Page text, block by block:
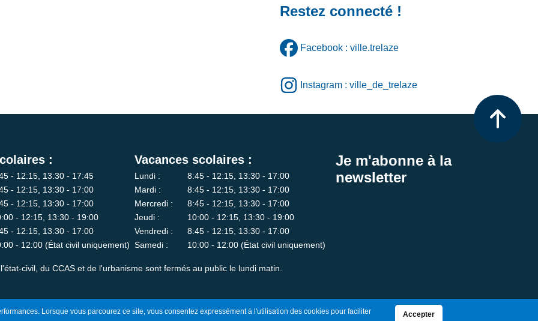
Restez connecté !
Facebook : ville.trelaze
Instagram : ville_de_trelaze
:
- 12:15, 13:30 - 17:45
- 12:15, 13:30 - 17:00
- 12:15, 13:30 - 17:00
- 12:15, 13:30 - 19:00
- 12:15, 13:30 - 17:00
- 12:00 (État civil uniquement)
Vacances scolaires :
Lundi :
8:45 - 12:15, 13:30 - 17:00
Mardi :
8:45 - 12:15, 13:30 - 17:00
Mercredi :
8:45 - 12:15, 13:30 - 17:00
Jeudi :
10:00 - 12:15, 13:30 - 19:00
Vendredi :
8:45 - 12:15, 13:30 - 17:00
Samedi :
10:00 - 12:00 (État civil uniquement)
civil, du CCAS et de l'urbanisme sont fermés au public le lundi matin.
Je m'abonne à la
newsletter
Lorsque vous parcourez ce site, vous consentez expressément à l'utilisation des cookies pour faciliter Accepter